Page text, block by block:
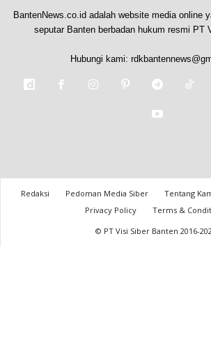
BantenNews.co.id adalah website media online
seputar Banten berbadan hukum resmi PT
Hubungi kami:
Redaksi Pedoman Media Siber Tentang
Privacy Policy
Terms &
© PT Visi Siber Banten 2016-